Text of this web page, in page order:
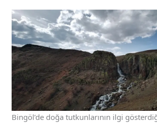
Bingöl’de doğa tutkunlarının ilgi